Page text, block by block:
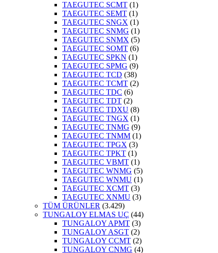
TAEGUTEC SCMT (1)
TAEGUTEC SEMT (1)
TAEGUTEC SNGX (1)
TAEGUTEC SNMG (1)
TAEGUTEC SNMX (5)
TAEGUTEC SOMT (6)
TAEGUTEC SPKN (1)
TAEGUTEC SPMG (9)
TAEGUTEC TCD (38)
TAEGUTEC TCMT (2)
TAEGUTEC TDC (6)
TAEGUTEC TDT (2)
TAEGUTEC TDXU (8)
TAEGUTEC TNGX (1)
TAEGUTEC TNMG (9)
TAEGUTEC TNMM (1)
TAEGUTEC TPGX (3)
TAEGUTEC TPKT (1)
TAEGUTEC VBMT (1)
TAEGUTEC WNMG (5)
TAEGUTEC WNMU (1)
TAEGUTEC XCMT (3)
TAEGUTEC XNMU (3)
TÜM ÜRÜNLER (3.429)
TUNGALOY ELMAS UÇ (44)
TUNGALOY APMT (3)
TUNGALOY ASGT (2)
TUNGALOY CCMT (2)
TUNGALOY CNMG (4)